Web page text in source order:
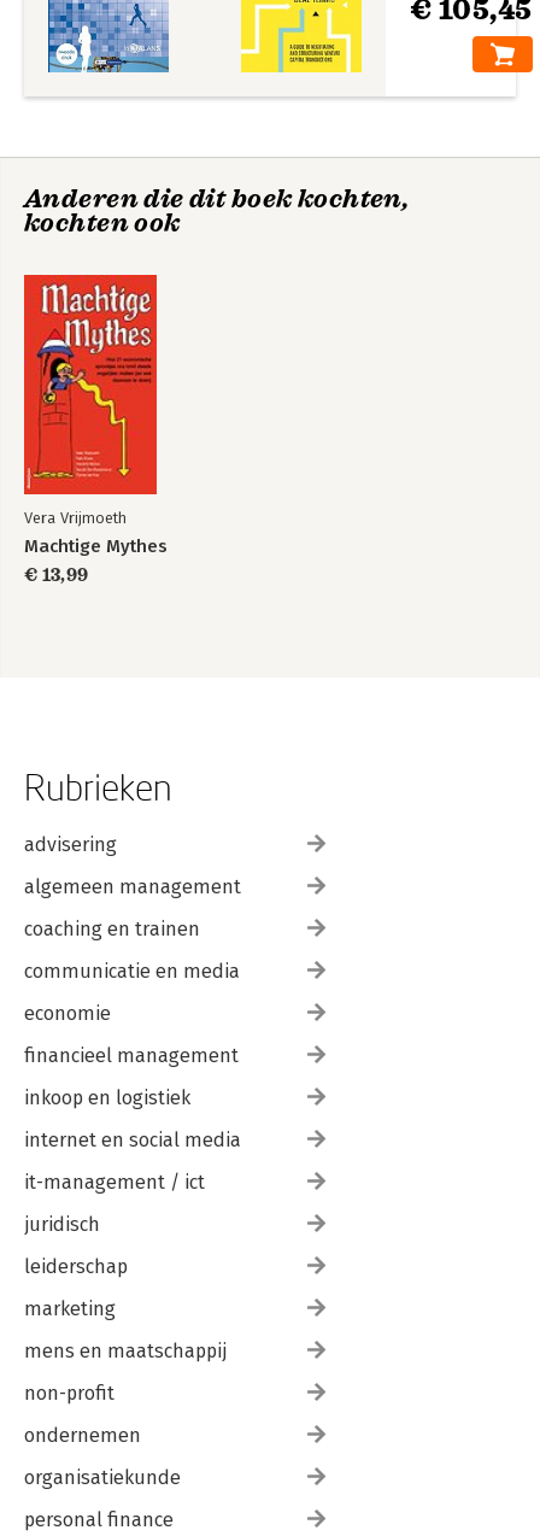
geschikt voor zelfstudie.
Zie voor meer informatie www.boekhoudeninbalans.nl en
www.vanvlimmeren.nl.
€ 105,45
Anderen die dit boek kochten,
kochten ook
Vera Vrijmoeth
Machtige Mythes
€ 13,99
Rubrieken
advisering
algemeen management
coaching en trainen
communicatie en media
economie
financieel management
inkoop en logistiek
internet en social media
it-management / ict
juridisch
leiderschap
marketing
mens en maatschappij
non-profit
ondernemen
organisatiekunde
personal finance